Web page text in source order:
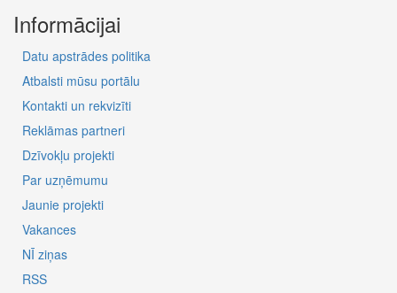
Informācijai
Datu apstrādes politika
Atbalsti mūsu portālu
Kontakti un rekvizīti
Reklāmas partneri
Dzīvokļu projekti
Par uzņēmumu
Jaunie projekti
Vakances
NĪ ziņas
RSS